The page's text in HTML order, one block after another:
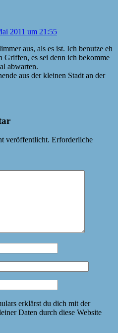
2011 um 21:55
aus, als es ist. Ich benutze eh
Griffen, es sei denn ich bekomme
abwarten.
aus der kleinen Stadt an der
veröffentlicht. Erforderliche
erklärst du dich mit der
Daten durch diese Website